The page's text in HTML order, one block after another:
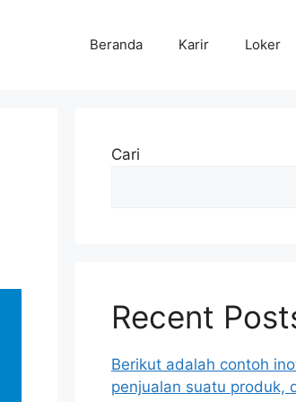
Beranda Karir Loker
Cari
Recent
Berikut adalah contoh
penjualan suatu produk,